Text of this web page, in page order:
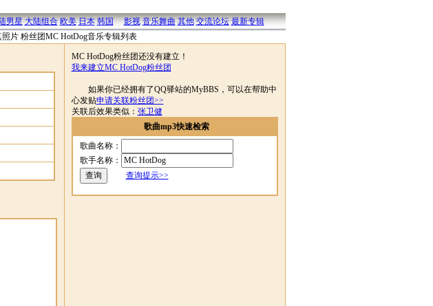
男星 大陆组合 欧美 日本 韩国 影视 音乐舞曲 其他 交流论坛 最新专辑
片 粉丝团MC HotDog音乐专辑列表
MC HotDog粉丝团还没有建立！
我来建立MC HotDog粉丝团
如果你已经拥有了QQ驿站的MyBBS，可以在帮助中
心发贴申请关联粉丝团>>
关联后效果类似： 张卫健
歌曲mp3快速检索
歌曲名称：
歌手名称：
查询提示>>